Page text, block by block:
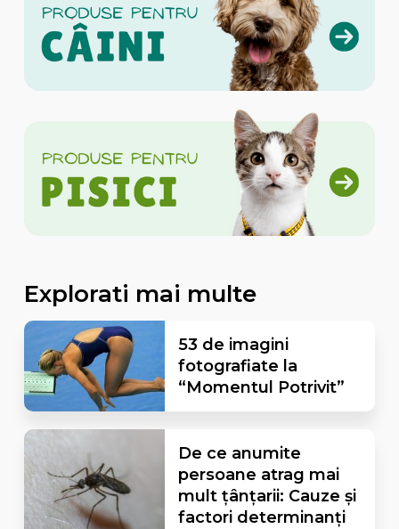
Explorati mai multe
53 de imagini
fotografiate la
“Momentul Potrivit”
De ce anumite
persoane atrag mai
mult țânțarii: Cauze și
factori determinanți